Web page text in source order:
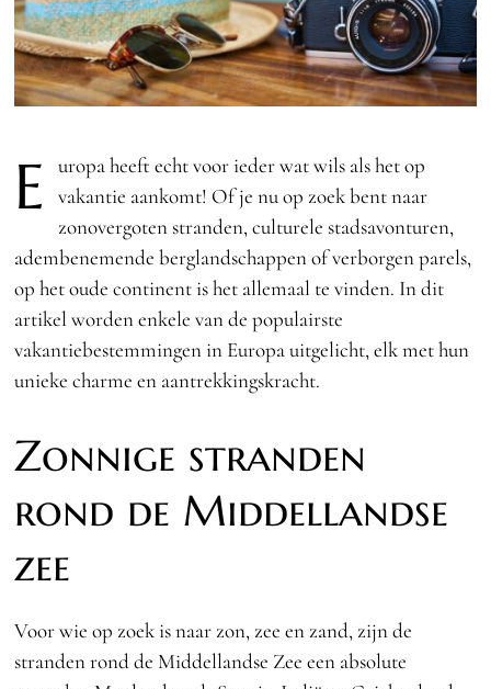
E
uropa heeft echt voor ieder wat wils als het op
vakantie aankomt! Of je nu op zoek bent naar
zonovergoten stranden, culturele stadsavonturen,
adembenemende berglandschappen of verborgen parels,
op het oude continent is het allemaal te vinden. In dit
artikel worden enkele van de populairste
vakantiebestemmingen in Europa uitgelicht, elk met hun
unieke charme en aantrekkingskracht.
Zonnige stranden
rond de Middellandse
zee
Voor wie op zoek is naar zon, zee en zand, zijn de
stranden rond de Middellandse Zee een absolute